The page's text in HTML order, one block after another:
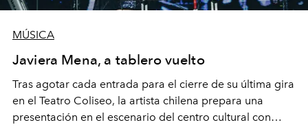
MÚSICA
Javiera Mena, a tablero vuelto
Tras agotar cada entrada para el cierre de su última gira
en el Teatro Coliseo, la artista chilena prepara una
presentación en el escenario del centro cultural con